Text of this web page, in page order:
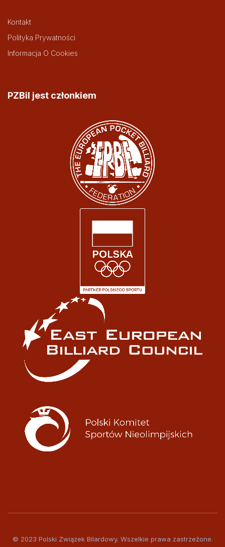
Kontakt
Polityka Prywatności
Informacja O Cookies
PZBil jest członkiem
© 2023 Polski Związek Bilardowy. Wszelkie prawa zastrzeżone.